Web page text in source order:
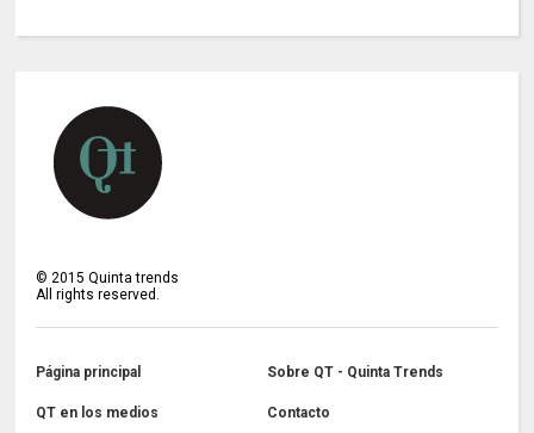
©2015 Quinta trends
All rights reserved.
Página principal Sobre QT - Quinta Trends
QT en los medios Contacto